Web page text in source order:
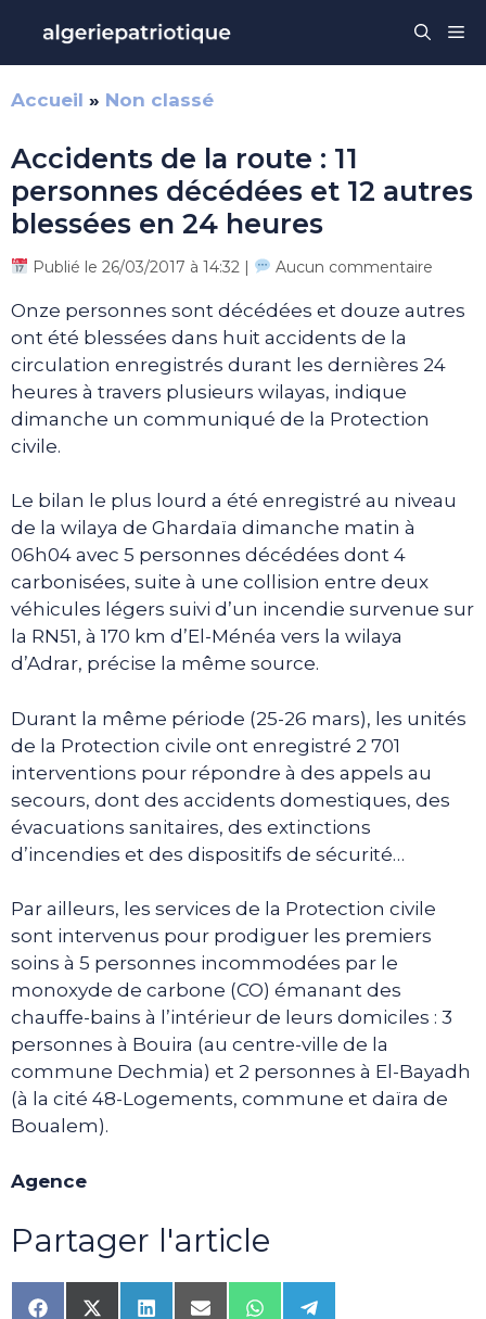
contenu
Accueil » Non classé
Accidents de la route : 11
personnes décédées et 12 autres
blessées en 24 heures
Publié le 26/03/2017 à 14:32 | Aucun commentaire
Onze personnes sont décédées et douze autres
ont été blessées dans huit accidents de la
circulation enregistrés durant les dernières 24
heures à travers plusieurs wilayas, indique
dimanche un communiqué de la Protection
civile.
Le bilan le plus lourd a été enregistré au niveau
de la wilaya de Ghardaïa dimanche matin à
06h04 avec 5 personnes décédées dont 4
carbonisées, suite à une collision entre deux
véhicules légers suivi d’un incendie survenue sur
la RN51, à 170 km d’El-Ménéa vers la wilaya
d’Adrar, précise la même source.
Durant la même période (25-26 mars), les unités
de la Protection civile ont enregistré 2 701
interventions pour répondre à des appels au
secours, dont des accidents domestiques, des
évacuations sanitaires, des extinctions
d’incendies et des dispositifs de sécurité…
Par ailleurs, les services de la Protection civile
sont intervenus pour prodiguer les premiers
soins à 5 personnes incommodées par le
monoxyde de carbone (CO) émanant des
chauffe-bains à l’intérieur de leurs domiciles : 3
personnes à Bouira (au centre-ville de la
commune Dechmia) et 2 personnes à El-Bayadh
(à la cité 48-Logements, commune et daïra de
Boualem).
Agence
Partager l'article